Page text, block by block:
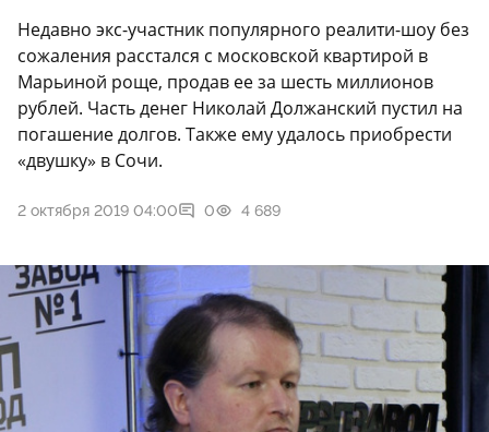
Недавно экс-участник популярного реалити-шоу без
сожаления расстался с московской квартирой в
Марьиной роще, продав ее за шесть миллионов
рублей. Часть денег Николай Должанский пустил на
погашение долгов. Также ему удалось приобрести
«двушку» в Сочи.
2 октября 2019 04:00 0 4 689